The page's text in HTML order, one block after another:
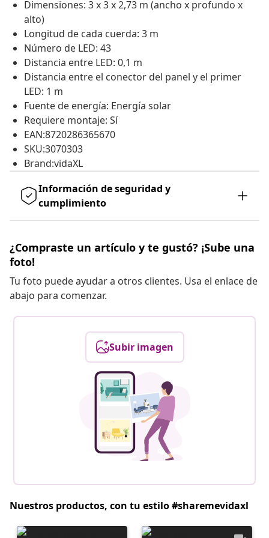
Dimensiones: 3 x 3 x 2,73 m (ancho x profundo x
alto)
Longitud de cada cuerda: 3 m
Número de LED: 43
Distancia entre LED: 0,1 m
Distancia entre el conector del panel y el primer
LED: 1 m
Fuente de energía: Energía solar
Requiere montaje: Sí
EAN:8720286365670
SKU:3070303
Brand:vidaXL
Información de seguridad y
cumplimiento
¿Compraste un artículo y te gustó? ¡Sube una
foto!
Tu foto puede ayudar a otros clientes. Usa el enlace de
abajo para comenzar.
Subir imagen
Nuestros productos, con tu estilo #sharemevidaxl